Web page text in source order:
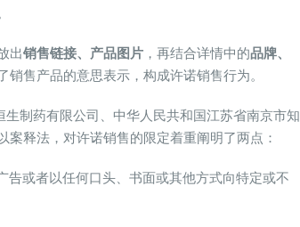
出销售链接、产品图片 ，再结合详情中的品牌、
销售产品的意思表示，构成许诺销售行为。
制药有限公司、中华人民共和国江苏省南京市知
释法，对许诺销售的限定着重阐明了两点：
或者以任何口头、书面或其他方式向特定或不